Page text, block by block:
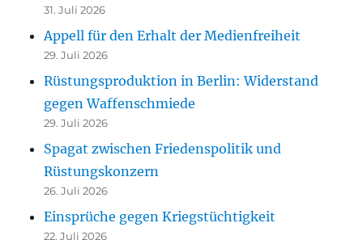
31. Juli 2026
Appell für den Erhalt der Medienfreiheit
29. Juli 2026
Rüstungsproduktion in Berlin: Widerstand
gegen Waffenschmiede
29. Juli 2026
Spagat zwischen Friedenspolitik und
Rüstungskonzern
26. Juli 2026
Einsprüche gegen Kriegstüchtigkeit
22. Juli 2026